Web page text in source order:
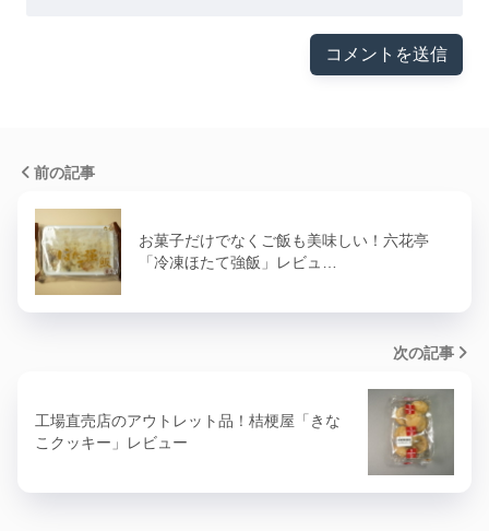
前の記事
お菓子だけでなくご飯も美味しい！六花亭
「冷凍ほたて強飯」レビュ…
次の記事
工場直売店のアウトレット品！桔梗屋「きな
こクッキー」レビュー